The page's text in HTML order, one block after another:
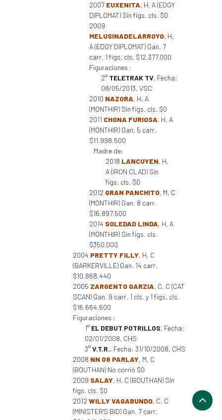
2007 EUXENITA, H, A (EDGY
DIPLOMAT) Sin figs. cls. $0
2009
MELUSINADELARROYO, H,
A (EDGY DIPLOMAT) Gan. 7
carr. 1 figs. cls. $12.377.000
Figuraciones :
2° TELETRAK TV, Fecha:
08/05/2013, VSC
2010 NAZORA, H, A
(MONTHIR) Sin figs. cls. $0
2011 CHONA FURIOSA, H, A
(MONTHIR) Gan. 5 carr.
$11.998.500
Madre de:
2018 LANCUYEN, H,
A (IRON CLAD) Sin
figs. cls. $0
2012 GRAN PANCHITO, M, C
(MONTHIR) Gan. 8 carr.
$16.897.500
2014 SOLEDAD LINDA, H, A
(MONTHIR) Sin figs. cls.
$350.000
2004 PRETTY FILLY, H, C
(BARKERVILLE) Gan. 14 carr.
$10.868.440
2005 ZARGENTO GARZIA, C, C (CAT
SCAN) Gan. 9 carr. 1 cls. y 1 figs. cls.
$16.664.600
Figuraciones :
1° EL DEBUT POTRILLOS, Fecha:
02/01/2008, CHS
3°V.T.R., Fecha: 31/10/2008, CHS
2008 NN 08 PARLAY, M, C
(BOUTHAN) No corrió $0
2009 SALAY, H, C (BOUTHAN) Sin
figs. cls. $0
2012 WILLY VAGABUNDO, C, C
(MINISTER'S BID) Gan. 7 carr.